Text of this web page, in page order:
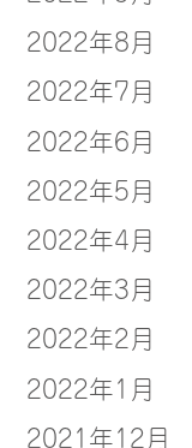
2022年8月
2022年7月
2022年6月
2022年5月
2022年4月
2022年3月
2022年2月
2022年1月
2021年12月